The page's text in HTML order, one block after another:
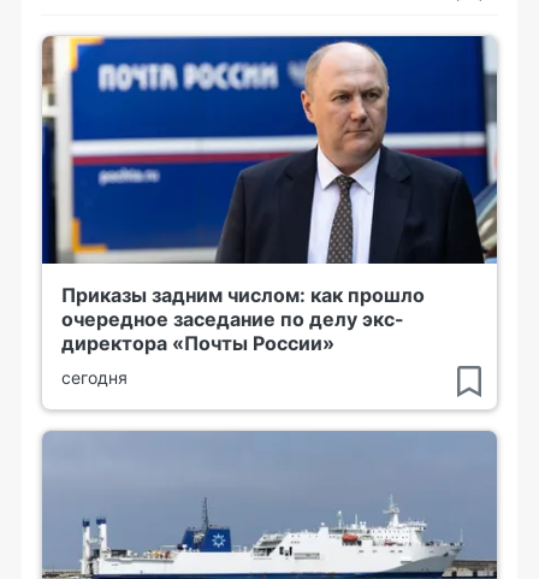
Приказы задним числом: как прошло
очередное заседание по делу экс-
директора «Почты России»
сегодня